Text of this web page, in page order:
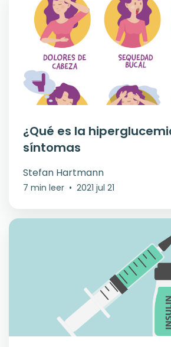
¿Qué es la
síntomas
Stefan Hartmann
7 min leer • 2021 jul 21